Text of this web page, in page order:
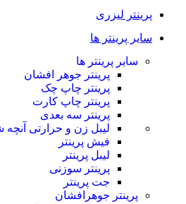
پرینتر لیزری
سایر پرینتر ها
سایر پرینتر ها
پرینتر جوهر افشان
پرینتر چاپ چک
پرینتر چاپ کارت
پرینتر سه بعدی
لیبل زن و حرارتی آنچه
فیش پرینتر
لیبل پرینتر
پرینتر سوزنی
جت پرینتر
پرینتر جوهرافشان